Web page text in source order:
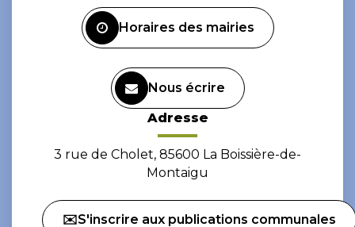
Horaires des mairies
Nous écrire
Adresse
3 rue de Cholet, 85600 La Boissière-de-
Montaigu
✉️S'inscrire aux publications communales